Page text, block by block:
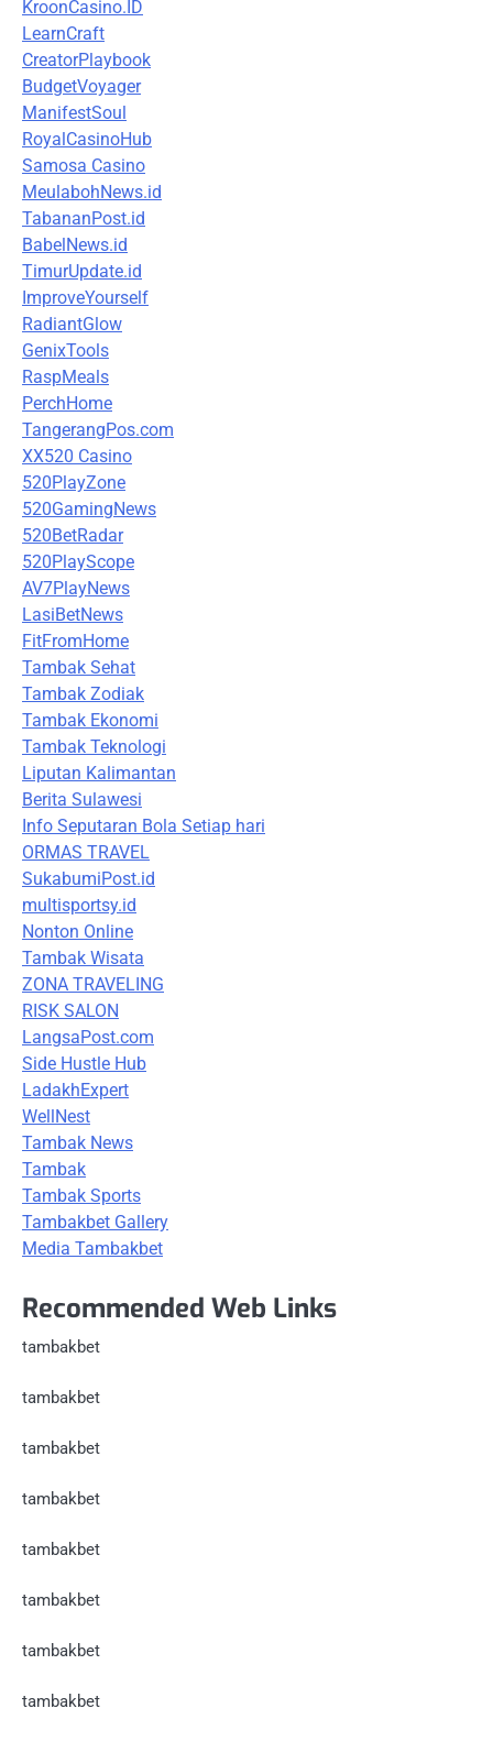
KroonCasino.ID
LearnCraft
CreatorPlaybook
BudgetVoyager
ManifestSoul
RoyalCasinoHub
Samosa Casino
MeulabohNews.id
TabananPost.id
BabelNews.id
TimurUpdate.id
ImproveYourself
RadiantGlow
GenixTools
RaspMeals
PerchHome
TangerangPos.com
XX520 Casino
520PlayZone
520GamingNews
520BetRadar
520PlayScope
AV7PlayNews
LasiBetNews
FitFromHome
Tambak Sehat
Tambak Zodiak
Tambak Ekonomi
Tambak Teknologi
Liputan Kalimantan
Berita Sulawesi
Info Seputaran Bola Setiap hari
ORMAS TRAVEL
SukabumiPost.id
multisportsy.id
Nonton Online
Tambak Wisata
ZONA TRAVELING
RISK SALON
LangsaPost.com
Side Hustle Hub
LadakhExpert
WellNest
Tambak News
Tambak
Tambak Sports
Tambakbet Gallery
Media Tambakbet
Recommended Web Links
tambakbet
tambakbet
tambakbet
tambakbet
tambakbet
tambakbet
tambakbet
tambakbet